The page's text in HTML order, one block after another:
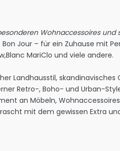
Wohnaccessoires und
Bon Jour – für ein Zuhause mit
,Blanc MariClo und viele andere.
Landhausstil,
Retro-, Boho- und Urban-
an Möbeln,
mit dem gewissen Extra